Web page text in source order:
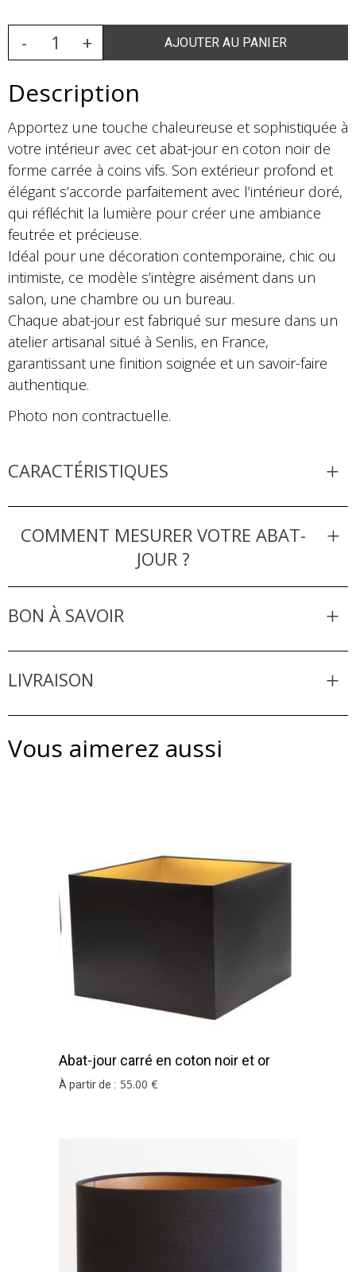
Description
Apportez une touche chaleureuse et sophistiquée à
votre intérieur avec cet abat-jour en coton noir de
forme carrée à coins vifs. Son extérieur profond et
élégant s’accorde parfaitement avec l’intérieur doré,
qui réfléchit la lumière pour créer une ambiance
feutrée et précieuse.
Idéal pour une décoration contemporaine, chic ou
intimiste, ce modèle s’intègre aisément dans un
salon, une chambre ou un bureau.
Chaque abat-jour est fabriqué sur mesure dans un
atelier artisanal situé à Senlis, en France,
garantissant une finition soignée et un savoir-faire
authentique.
Photo non contractuelle.
CARACTÉRISTIQUES
COMMENT MESURER VOTRE ABAT-
JOUR ?
BON À SAVOIR
LIVRAISON
Vous aimerez aussi
Abat-jour carré en coton noir et or
À partir de : 55.00 €